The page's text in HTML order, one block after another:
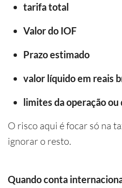
tarifa total
Valor do IOF
Prazo estimado
valor líquido em reais
limites da operação
O risco aqui é focar só na
ignorar o resto.
Quando conta